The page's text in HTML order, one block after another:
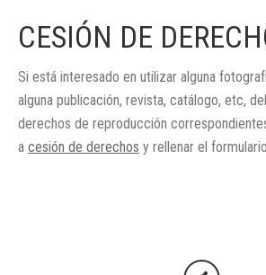
CESIÓN DE
Si está interesado en utilizar alguna
alguna publicación, revista, catálogo, etc,
derechos de reproducción
a cesión de derechos y rellenar el